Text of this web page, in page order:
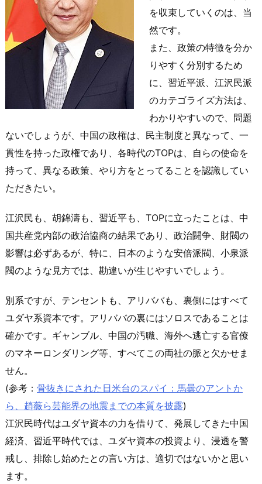
を収束していくのは、当
然です。
また、政策の特徴を分か
りやすく分別するため
に、習近平派、江沢民派
のカテゴライズ方法は、
わかりやすいので、問題
ないでしょうが、中国の政権は、民主制度と異なって、一
貫性を持った政権であり、各時代のTOPは、自らの使命を
持って、異なる政策、やり方をとってることを認識してい
ただきたい。
江沢民も、胡錦濤も、習近平も、TOPに立ったことは、中
国共産党内部の政治協商の結果であり、政治闘争、財閥の
影響は必ずあるが、特に、日本のような安倍派閥、小泉派
閥のような見方では、勘違いが生じやすいでしょう。
別系ですが、テンセントも、アリババも、裏側にはすべて
ユダヤ系資本です。アリババの裏にはソロスであることは
確かです。ギャンブル、中国の汚職、海外へ逃亡する官僚
のマネーロンダリング等、すべてこの両社の脈と欠かせま
せん。
(参考： 骨抜きにされた日米台のスパイ：馬曇のアントか
ら、趙薇ら芸能界の地震までの本質を披露)
江沢民時代はユダヤ資本の力を借りて、発展してきた中国
経済、習近平時代では、ユダヤ資本の投資より、浸透を警
戒し、排除し始めたとの言い方は、適切ではないかと思い
ます。